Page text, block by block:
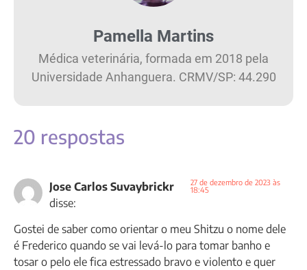
Pamella Martins
Médica veterinária, formada em 2018 pela
Universidade Anhanguera. CRMV/SP: 44.290
20 respostas
Jose Carlos Suvaybrickr
disse:
27 de dezembro de 2023 às
18:45
Gostei de saber como orientar o meu Shitzu o nome dele
é Frederico quando se vai levá-lo para tomar banho e
tosar o pelo ele fica estressado bravo e violento e quer